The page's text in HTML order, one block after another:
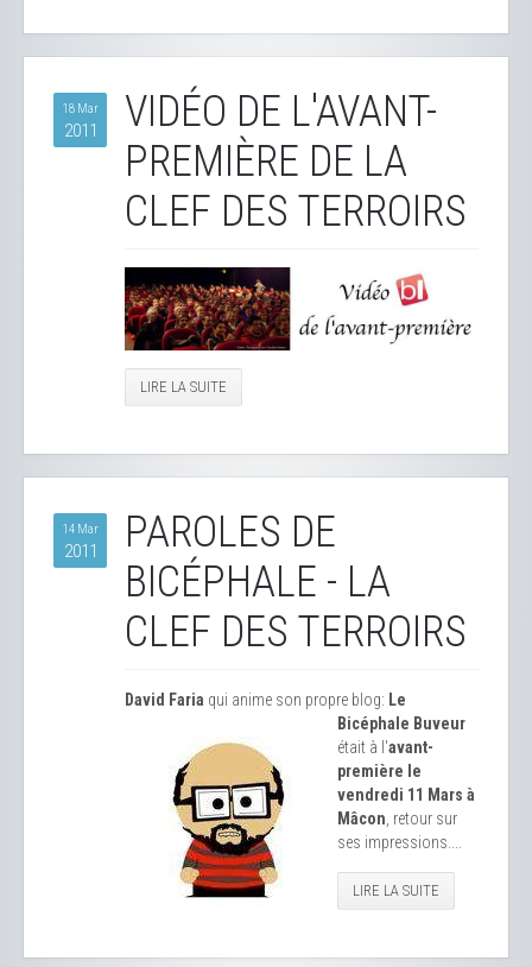
18 Mar
2011
VIDÉO DE L'AVANT-
PREMIÈRE DE LA
CLEF DES TERROIRS
LIRE LA SUITE
14 Mar
2011
PAROLES DE
BICÉPHALE - LA
CLEF DES TERROIRS
David Faria qui anime son propre blog: Le
Bicéphale Buveur
était à l'avant-
première le
vendredi 11 Mars à
Mâcon , retour sur
ses impressions....
LIRE LA SUITE